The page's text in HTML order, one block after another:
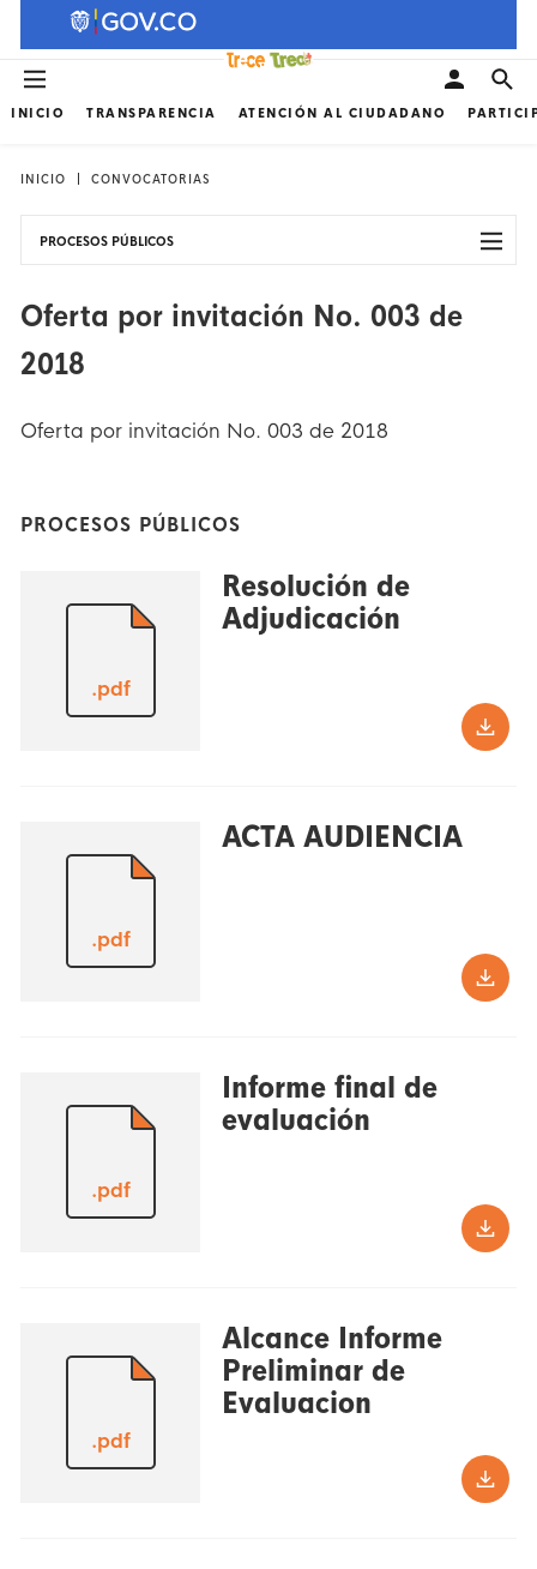
INICIO TRANSPARENCIA ATENCIÓN AL CIUDADANO
INICIO CONVOCATORIAS
PROCESOS PÚBLICOS
Oferta por invitación No. 003 de
2018
Oferta por invitación No. 003 de 2018
PROCESOS PÚBLICOS
.pdf
Resolución de
Adjudicación
.pdf
ACTA AUDIENCIA
.pdf
Informe final de
evaluación
.pdf
Alcance Informe
Preliminar de
Evaluacion